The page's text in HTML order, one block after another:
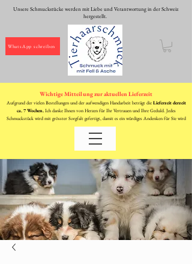
Unsere Schmuckstücke werden mit Liebe und Verantwortung in der Schweiz
hergestellt.
Wichtige Mitteilung zur aktuellen Lieferzeit
Aufgrund der vielen Bestellungen und der aufwendigen Handarbeit beträgt die Lieferzeit derzeit
ca. 7 Wochen. Ich danke Ihnen von Herzen für Ihr Vertrauen und Ihre Geduld. Jedes
Schmuckstück wird mit grösster Sorgfalt gefertigt, damit es ein würdiges Andenken für Sie wird
WhatsApp schreiben